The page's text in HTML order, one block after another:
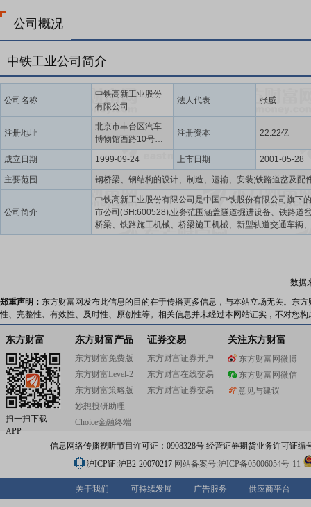
公司概况
中铁工业公司简介
公司名称
中铁高新工业股份
有限公司
法人代表 张威
注册地址
北京市丰台区汽车
博物馆西路10号院5
号楼1至9层101内7
层707
注册资本 22.22亿
成立日期 1999-09-24 上市日期 2001-05-28
主要范围
公司简介
中铁高新工业股份有限公司是中国中铁股份有限公司旗下
市公司(SH:600528),业务范围涵盖隧道掘进设备、铁路道
桥梁、铁路施工机械、桥梁施工机械、新型轨道交通车辆
环保装备的研发设计、生产制造、技术服务和项目投资等,
等子公司。 公司是我国隧道掘进设备研发制造和服务的龙
开发了“大”“小”异不同断面及土压、泥水、硬岩等不同地质
的全谱系盾构/硬岩掘进机(TBM),并以凿岩台车、悬臂掘进
凝土湿喷台车等为代表的隧道机械化专用设备产品,市场遍
40多个主要城市,并远销法国、意大利、德国、新加坡等34
项冠军示范企业”认证,并荣获国家科技进步奖一等奖、二等
国专利金奖、中国质量金奖。2024年中铁装备盾构创新研
被党中央、国务院授予“卓越工程师团队”团队称号。 公司
道岔研制的标杆企业,参与了我国历次铁路大提速,业务范围
岔产品的研发、设计、制造安装、系统集成、售后服务,产
了高中低速、各种轨型和类型的铁路、地铁、城市轨道交
业。公司研制的普速道岔市场占有率达46%,高速道岔(250
时以上)市场占有率有64%,重载道岔市场占有率有56%,城
司是我国钢桥梁制造安装的领军企业,早在1894年就建设了
一座铁路钢桥——京奉铁路滦河大桥。先后参与兴建了以
数据
郑重声明： 东方财富网发布此信息的目的在于传播更多信息，与本站立场无关。东
性、完整性、有效性、及时性、原创性等。相关信息并未经过本网站证实，不对您
东方财富
扫一扫下载
APP
东方财富产品
东方财富免费版
东方财富Level-2
东方财富策略版
妙想投研助理
Choice金融终端
证券交易
东方财富证券开户
东方财富在线交易
东方财富证券交易
关注东方财富
东方财富网微博
东方财富网微信
意见与建议
信息网络传播视听节目许可证：0908328号 经营证券期货业务许可证编
沪ICP证:沪B2-20070217 网站备案号:沪ICP备05006054号-11
关于我们 可持续发展 广告服务 供应商平台